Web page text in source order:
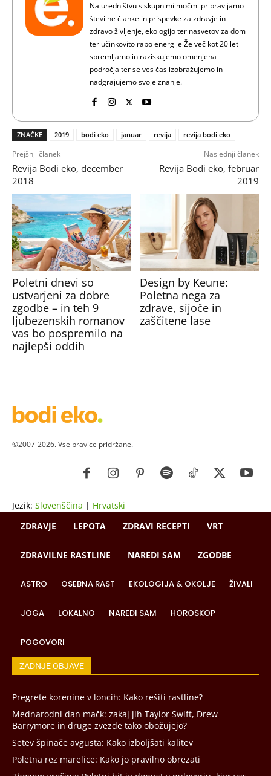
Na uredništvu s skupnimi močmi pripravljamo
številne članke in prispevke za zdravje in
zdravo življenje, ekologijo ter nasvetov za dom
ter učinkovito rabo energije Že več kot 20 let
spremljamo in raziskujemo omenjena
področja ter se ves čas izobražujemo in
nadgrajujemo svoje znanje.
ZNAČKE 2019 bodi eko januar revija revija bodi eko
Prejšnji članek
Revija Bodi eko, december
2018
Naslednji članek
Revija Bodi eko, februar
2019
Poletni dnevi so
ustvarjeni za dobre
zgodbe – in teh 9
ljubezenskih romanov
vas bo pospremilo na
najlepši oddih
Design by Keune:
Poletna nega za
zdrave, sijoče in
zaščitene lase
©2007-2026. Vse pravice pridržane.
Jezik: Slovenščina | Hrvatski
ZDRAVJE
LEPOTA ZDRAVI RECEPTI VRT
ZDRAVILNE RASTLINE NAREDI SAM ZGODBE
ASTRO OSEBNA RAST EKOLOGIJA & OKOLJE ŽIVALI
JOGA LOKALNO NAREDI SAM HOROSKOP
POGOVORI
ZADNJE OBJAVE
Pregrete korenine v loncih: Kako rešiti rastline?
Mednarodni dan mačk: zakaj jih Taylor Swift, Drew
Barrymore in druge zvezde tako obožujejo?
Setev špinače avgusta: Kako izboljšati kalitev
Poletna rez marelice: Kako jo pravilno obrezati